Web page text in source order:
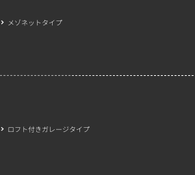
メゾネットタイプ
ロフト付きガレージタイプ